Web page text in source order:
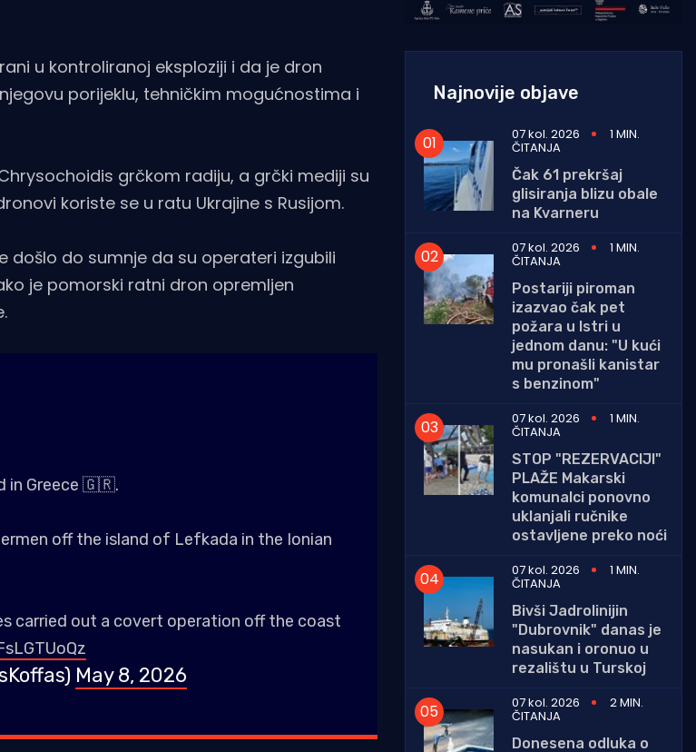
u kontroliranoj eksploziji i da je dron
porijeklu, tehničkim mogućnostima i
grčkom radiju, a grčki mediji su
koriste se u ratu Ukrajine s Rusijom.
došlo do sumnje da su operateri izgubili
je pomorski ratni dron opremljen
in Greece 🇬🇷.
off the island of Lefkada in the Ionian
carried out a covert operation off the coast
May 8, 2026
Najnovije objave
07 kol. 2026 1 MIN.
ČITANJA
Čak 61 prekršaj
glisiranja blizu obale
na Kvarneru
07 kol. 2026
1 MIN.
ČITANJA
Postariji piroman
izazvao čak pet
požara u Istri u
jednom danu: "U kući
mu pronašli kanistar
s benzinom"
07 kol. 2026
1 MIN.
ČITANJA
STOP "REZERVACIJI"
PLAŽE Makarski
komunalci ponovno
uklanjali ručnike
ostavljene preko noći
07 kol. 2026
1 MIN.
ČITANJA
Bivši Jadrolinijin
"Dubrovnik" danas je
nasukan i oronuo u
rezalištu u Turskoj
07 kol. 2026
2 MIN.
ČITANJA
Donesena odluka o